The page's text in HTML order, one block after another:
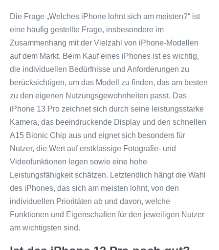
Die Frage „Welches iPhone lohnt sich am meisten?“ ist
eine häufig gestellte Frage, insbesondere im
Zusammenhang mit der Vielzahl von iPhone-Modellen
auf dem Markt. Beim Kauf eines iPhones ist es wichtig,
die individuellen Bedürfnisse und Anforderungen zu
berücksichtigen, um das Modell zu finden, das am besten
zu den eigenen Nutzungsgewohnheiten passt. Das
iPhone 13 Pro zeichnet sich durch seine leistungsstarke
Kamera, das beeindruckende Display und den schnellen
A15 Bionic Chip aus und eignet sich besonders für
Nutzer, die Wert auf erstklassige Fotografie- und
Videofunktionen legen sowie eine hohe
Leistungsfähigkeit schätzen. Letztendlich hängt die Wahl
des iPhones, das sich am meisten lohnt, von den
individuellen Prioritäten ab und davon, welche
Funktionen und Eigenschaften für den jeweiligen Nutzer
am wichtigsten sind.